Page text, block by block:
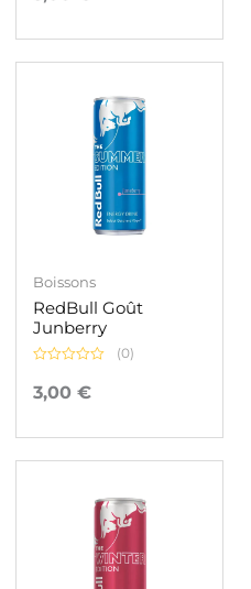
Boissons
RedBull Goût
Junberry
0
sur
(0)
3,00 €